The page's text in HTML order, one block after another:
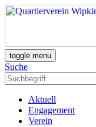
toggle menu
Suche
Aktuell
Engagement
Verein